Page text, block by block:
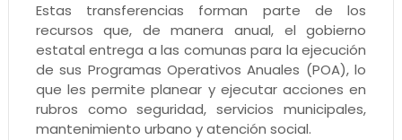
Estas transferencias forman parte de los
recursos que, de manera anual, el gobierno
estatal entrega a las comunas para la ejecución
de sus Programas Operativos Anuales (POA), lo
que les permite planear y ejecutar acciones en
rubros como seguridad, servicios municipales,
mantenimiento urbano y atención social.